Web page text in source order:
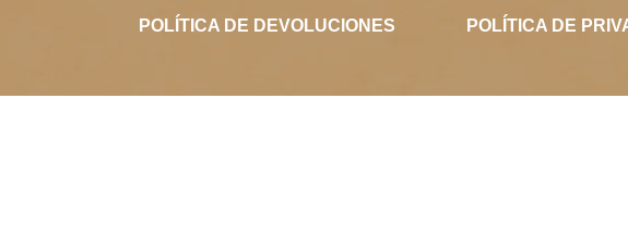
POLÍTICA DE DEVOLUCIONES POLÍTICA DE